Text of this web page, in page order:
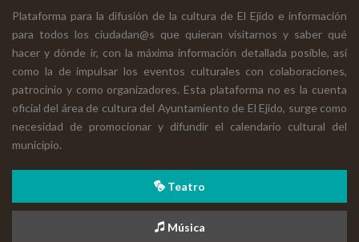
Plataforma para la difusión de la cultura de El Ejido e información
para todos los ciudadan@s que quieran visitarnos y saber qué
hacer y dónde ir, con la máxima información detallada posible, así
como la de impulsar los eventos culturales con colaboraciones,
patrocinio y como organizadores. Esta plataforma no es la cuenta
oficial del área de cultura del Ayuntamiento de El Ejido, surge como
necesidad de promocionar y difundir el calendario cultural del
municipio.
Teatro
Música